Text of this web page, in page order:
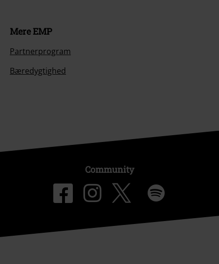
Mere EMP
Partnerprogram
Bæredygtighed
Community